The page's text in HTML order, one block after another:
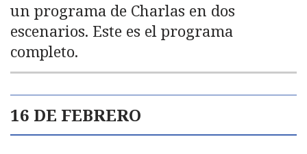
un programa de Charlas en dos
escenarios. Este es el programa
completo.
16 DE FEBRERO